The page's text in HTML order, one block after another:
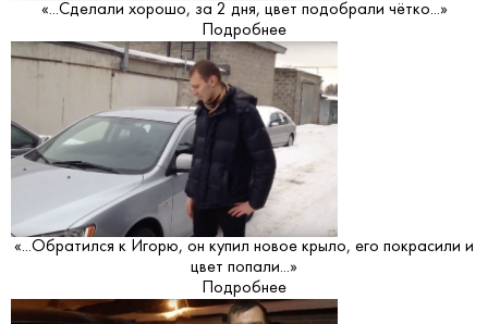
«...Сделали хорошо, за 2 дня, цвет подобрали чётко...»
Подробнее
«...Обратился к Игорю, он купил новое крыло, его покрасили и
цвет попали...»
Подробнее